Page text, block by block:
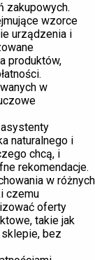
zakupowych.
wzorce
urządzenia i
produktów,
w
naturalnego i
chcą, i
rekomendacje.
w różnych
czemu
oferty
takie jak
bez